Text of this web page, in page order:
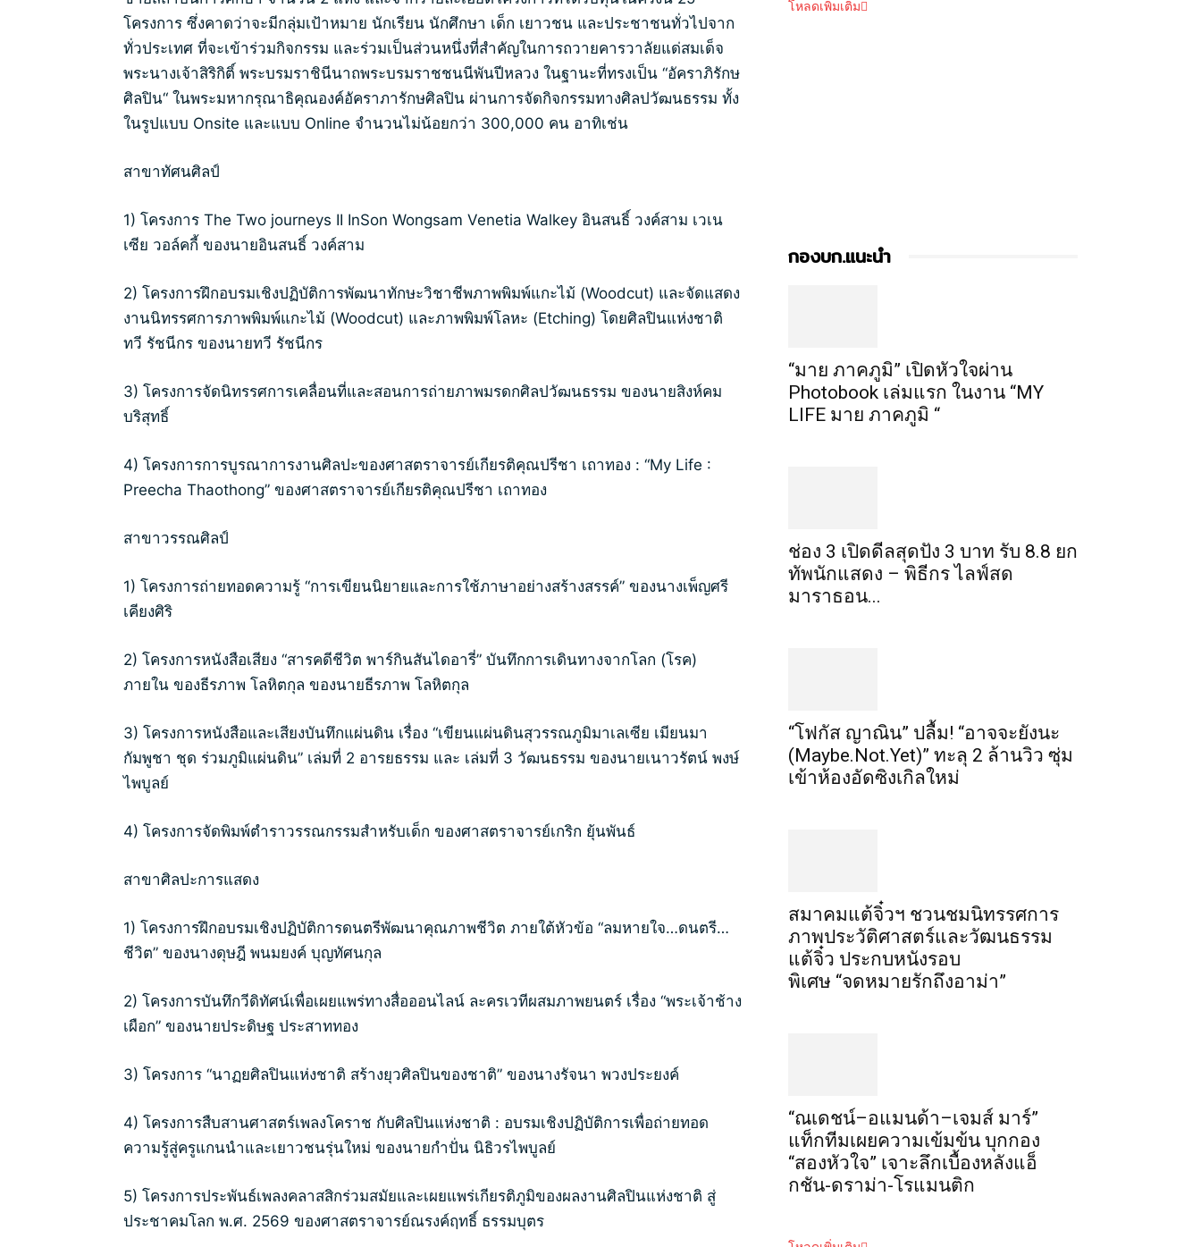
โครงการ ซึ่งคาดว่าจะมีกลุ่มเป้าหมาย นักเรียน นักศึกษา เด็ก เยาวชน และประชาชนทั่วไปจาก
ทั่วประเทศ ที่จะเข้าร่วมกิจกรรม และร่วมเป็นส่วนหนึ่งที่สำคัญในการถวายคารวาลัยแด่สมเด็จ
พระนางเจ้าสิริกิติ์ พระบรมราชินีนาถพระบรมราชชนนีพันปีหลวง ในฐานะที่ทรงเป็น “อัคราภิรักษ
ศิลปิน“ ในพระมหากรุณาธิคุณองค์อัคราภารักษศิลปิน ผ่านการจัดกิจกรรมทางศิลปวัฒนธรรม ทั้ง
ในรูปแบบ Onsite และแบบ Online จำนวนไม่น้อยกว่า 300,000 คน อาทิเช่น
สาขาทัศนศิลป์
1) โครงการ The Two journeys II InSon Wongsam Venetia Walkey อินสนธิ์ วงค์สาม เวเน
เซีย วอล์คกี้ ของนายอินสนธิ์ วงค์สาม
2) โครงการฝึกอบรมเชิงปฏิบัติการพัฒนาทักษะวิชาชีพภาพพิมพ์แกะไม้ (Woodcut) และจัดแสดง
งานนิทรรศการภาพพิมพ์แกะไม้ (Woodcut) และภาพพิมพ์โลหะ (Etching) โดยศิลปินแห่งชาติ
ทวี รัชนีกร ของนายทวี รัชนีกร
3) โครงการจัดนิทรรศการเคลื่อนที่และสอนการถ่ายภาพมรดกศิลปวัฒนธรรม ของนายสิงห์คม
บริสุทธิ์
4) โครงการการบูรณาการงานศิลปะของศาสตราจารย์เกียรติคุณปรีชา เถาทอง : “My Life :
Preecha Thaothong” ของศาสตราจารย์เกียรติคุณปรีชา เถาทอง
สาขาวรรณศิลป์
1) โครงการถ่ายทอดความรู้ “การเขียนนิยายและการใช้ภาษาอย่างสร้างสรรค์” ของนางเพ็ญศรี
เคียงศิริ
2) โครงการหนังสือเสียง “สารคดีชีวิต พาร์กินสันไดอารี่” บันทึกการเดินทางจากโลก (โรค)
ภายใน ของธีรภาพ โลหิตกุล ของนายธีรภาพ โลหิตกุล
3) โครงการหนังสือและเสียงบันทึกแผ่นดิน เรื่อง “เขียนแผ่นดินสุวรรณภูมิมาเลเซีย เมียนมา
กัมพูชา ชุด ร่วมภูมิแผ่นดิน” เล่มที่ 2 อารยธรรม และ เล่มที่ 3 วัฒนธรรม ของนายเนาวรัตน์ พงษ์
ไพบูลย์
4) โครงการจัดพิมพ์ตำราวรรณกรรมสำหรับเด็ก ของศาสตราจารย์เกริก ยุ้นพันธ์
สาขาศิลปะการแสดง
1) โครงการฝึกอบรมเชิงปฏิบัติการดนตรีพัฒนาคุณภาพชีวิต ภายใต้หัวข้อ “ลมหายใจ…ดนตรี…
ชีวิต” ของนางดุษฎี พนมยงค์ บุญทัศนกุล
2) โครงการบันทึกวีดิทัศน์เพื่อเผยแพร่ทางสื่อออนไลน์ ละครเวทีผสมภาพยนตร์ เรื่อง “พระเจ้าช้าง
เผือก” ของนายประดิษฐ ประสาททอง
3) โครงการ “นาฏยศิลปินแห่งชาติ สร้างยุวศิลปินของชาติ” ของนางรัจนา พวงประยงค์
4) โครงการสืบสานศาสตร์เพลงโคราช กับศิลปินแห่งชาติ : อบรมเชิงปฏิบัติการเพื่อถ่ายทอด
ความรู้สู่ครูแกนนำและเยาวชนรุ่นใหม่ ของนายกำปั่น นิธิวรไพบูลย์
5) โครงการประพันธ์เพลงคลาสสิกร่วมสมัยและเผยแพร่เกียรติภูมิของผลงานศิลปินแห่งชาติ สู่
ประชาคมโลก พ.ศ. 2569 ของศาสตราจารย์ณรงค์ฤทธิ์ ธรรมบุตร
โหลดเพิ่มเติม
กองบก.แนะนำ
“มาย ภาคภูมิ” เปิดหัวใจผ่าน
Photobook เล่มแรก ในงาน “MY
LIFE มาย ภาคภูมิ “
ช่อง 3 เปิดดีลสุดปัง 3 บาท รับ 8.8 ยก
ทัพนักแสดง – พิธีกร ไลฟ์สด
มาราธอน...
“โฟกัส ญาณิน” ปลื้ม! “อาจจะยังนะ
(Maybe.Not.Yet)” ทะลุ 2 ล้านวิว ซุ่ม
เข้าห้องอัดซิงเกิลใหม่
สมาคมแต้จิ๋วฯ ชวนชมนิทรรศการ
ภาพประวัติศาสตร์และวัฒนธรรม
แต้จิ๋ว ประกบหนังรอบ
พิเศษ “จดหมายรักถึงอาม่า”
“ณเดชน์–อแมนด้า–เจมส์ มาร์”
แท็กทีมเผยความเข้มข้น บุกกอง
“สองหัวใจ” เจาะลึกเบื้องหลังแอ็
กชัน-ดราม่า-โรแมนติก